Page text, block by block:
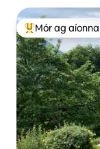
An-mhór ag
Mór ag aíonna